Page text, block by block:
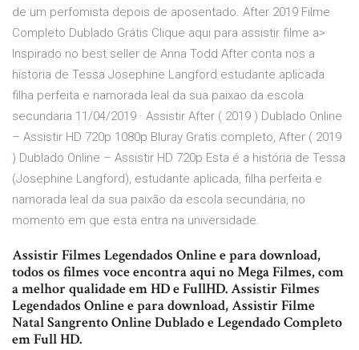
de um perfomista depois de aposentado. After 2019 Filme
Completo Dublado Grátis Clique aqui para assistir filme a>
Inspirado no best seller de Anna Todd After conta nos a
historia de Tessa Josephine Langford estudante aplicada
filha perfeita e namorada leal da sua paixao da escola
secundaria 11/04/2019 · Assistir After ( 2019 ) Dublado Online
– Assistir HD 720p 1080p Bluray Gratis completo, After ( 2019
) Dublado Online – Assistir HD 720p Esta é a história de Tessa
(Josephine Langford), estudante aplicada, filha perfeita e
namorada leal da sua paixão da escola secundária, no
momento em que esta entra na universidade.
Assistir Filmes Legendados Online e para download,
todos os filmes voce encontra aqui no Mega Filmes, com
a melhor qualidade em HD e FullHD. Assistir Filmes
Legendados Online e para download, Assistir Filme
Natal Sangrento Online Dublado e Legendado Completo
em Full HD.